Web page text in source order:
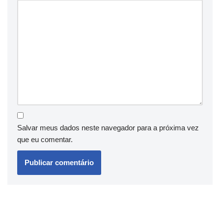
Salvar meus dados neste navegador para a próxima vez
que eu comentar.